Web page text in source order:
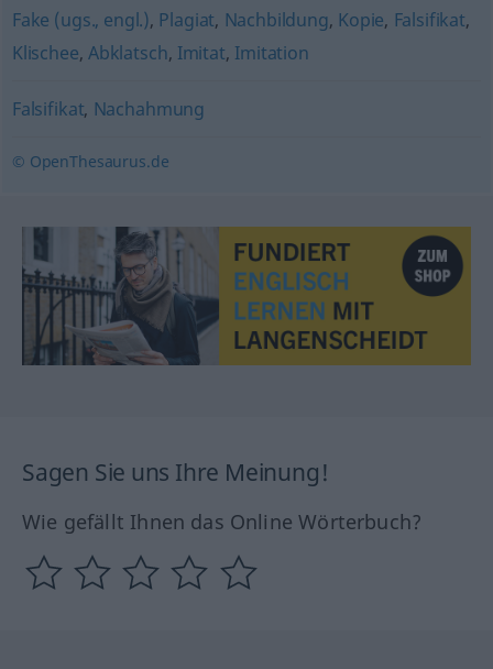
Fake (ugs., engl.), Plagiat, Nachbildung, Kopie, Falsifikat,
Klischee, Abklatsch, Imitat, Imitation
Falsifikat, Nachahmung
© OpenThesaurus.de
Sagen Sie uns Ihre Meinung!
Wie gefällt Ihnen das Online Wörterbuch?